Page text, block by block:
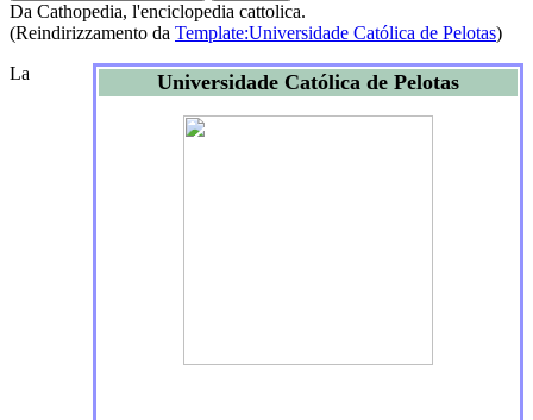
Da Cathopedia, l'enciclopedia cattolica.
(Reindirizzamento da Template:Universidade Católica de Pelotas)
Universidade Católica de Pelotas
La